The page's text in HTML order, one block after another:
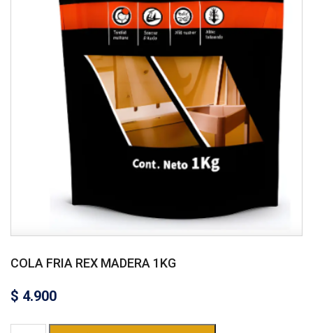
COLA FRIA REX MADERA 1KG
$ 4.900